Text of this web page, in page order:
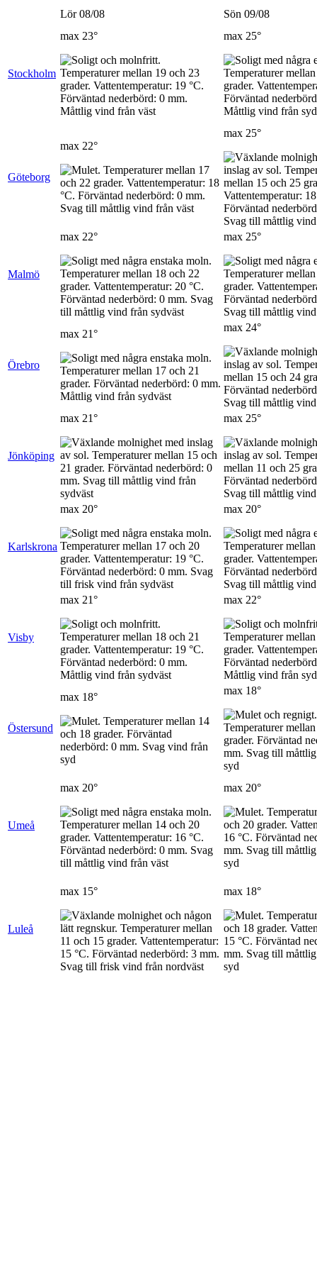
Lör 08/08 Sön 09/08
Stockholm
max 23° max 25°
Göteborg
max 22°
max 25°
Malmö
max 22° max 25°
Örebro
max 21°
max 24°
Jönköping
max 21° max 25°
Karlskrona
max 20° max 20°
Visby
max 21° max 22°
Östersund
max 18°
max 18°
Umeå
max 20° max 20°
Luleå
max 15° max 18°